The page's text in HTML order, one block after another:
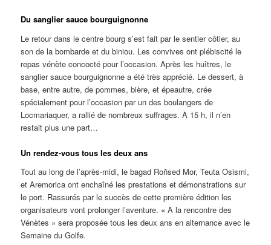
Du sanglier sauce bourguignonne
Le retour dans le centre bourg s’est fait par le sentier côtier, au
son de la bombarde et du biniou. Les convives ont plébiscité le
repas vénète concocté pour l’occasion. Après les huîtres, le
sanglier sauce bourguignonne a été très apprécié. Le dessert, à
base, entre autre, de pommes, bière, et épeautre, crée
spécialement pour l’occasion par un des boulangers de
Locmariaquer, a rallié de nombreux suffrages. À 15 h, il n’en
restait plus une part…
Un rendez-vous tous les deux ans
Tout au long de l’après-midi, le bagad Roñsed Mor, Teuta Osismi,
et Aremorica ont enchaîné les prestations et démonstrations sur
le port. Rassurés par le succès de cette première édition les
organisateurs vont prolonger l’aventure. « À la rencontre des
Vénètes » sera proposée tous les deux ans en alternance avec le
Semaine du Golfe.